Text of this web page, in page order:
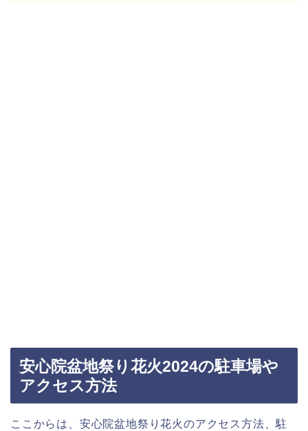
安心院盆地祭り花火2024の駐車場や
アクセス方法
ここからは、安心院盆地祭り花火のアクセス方法、駐